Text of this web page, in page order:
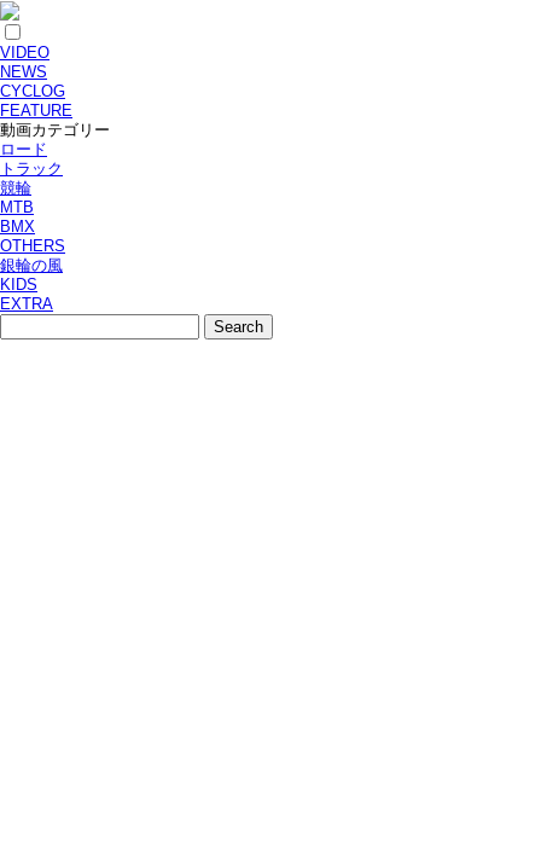
VIDEO
NEWS
CYCLOG
FEATURE
動画カテゴリー
ロード
トラック
競輪
MTB
BMX
OTHERS
銀輪の風
KIDS
EXTRA